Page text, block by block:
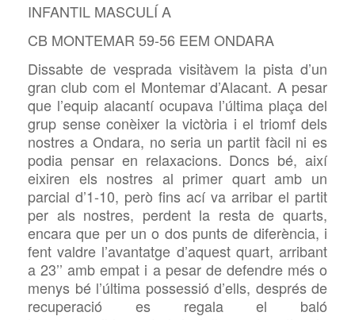
INFANTIL MASCULÍ A
CB MONTEMAR 59-56 EEM ONDARA
Dissabte de vesprada visitàvem la pista d’un
gran club com el Montemar d’Alacant. A pesar
que l’equip alacantí ocupava l’última plaça del
grup sense conèixer la victòria i el triomf dels
nostres a Ondara, no seria un partit fàcil ni es
podia pensar en relaxacions. Doncs bé, així
eixiren els nostres al primer quart amb un
parcial d’1-10, però fins ací va arribar el partit
per als nostres, perdent la resta de quarts,
encara que per un o dos punts de diferència, i
fent valdre l’avantatge d’aquest quart, arribant
a 23’’ amb empat i a pesar de defendre més o
menys bé l’última possessió d’ells, després de
recuperació es regala el baló